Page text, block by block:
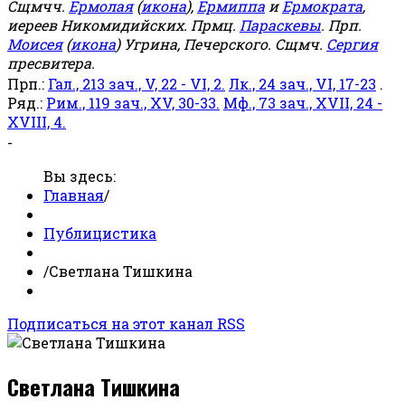
Сщмчч. Ермолая(икона), Ермиппа иЕрмократа,
иереев Никомидийских. Прмц. Параскевы. Прп.
Моисея(икона) Угрина, Печерского. Сщмч. Сергия
пресвитера.
Прп.: Гал., 213 зач., V, 22 - VI, 2. Лк., 24 зач., VI, 17-23 .
Ряд.: Рим., 119 зач., XV, 30-33. Мф., 73 зач., XVII, 24 -
XVIII, 4.
-
Вы здесь:
Главная/
Публицистика
/Светлана Тишкина
Подписаться на этот канал RSS
Светлана Тишкина